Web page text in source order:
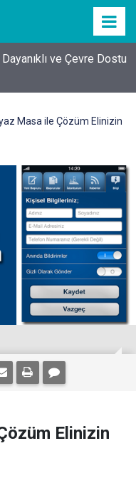
ve Çevre Dostu
Masa ile Çözüm Elinizin
Elinizin